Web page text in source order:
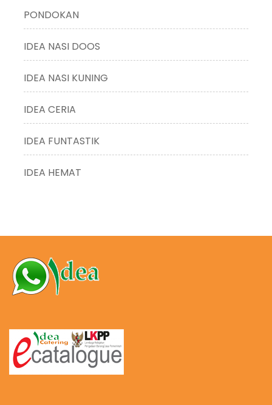
PONDOKAN
IDEA NASI DOOS
IDEA NASI KUNING
IDEA CERIA
IDEA FUNTASTIK
IDEA HEMAT